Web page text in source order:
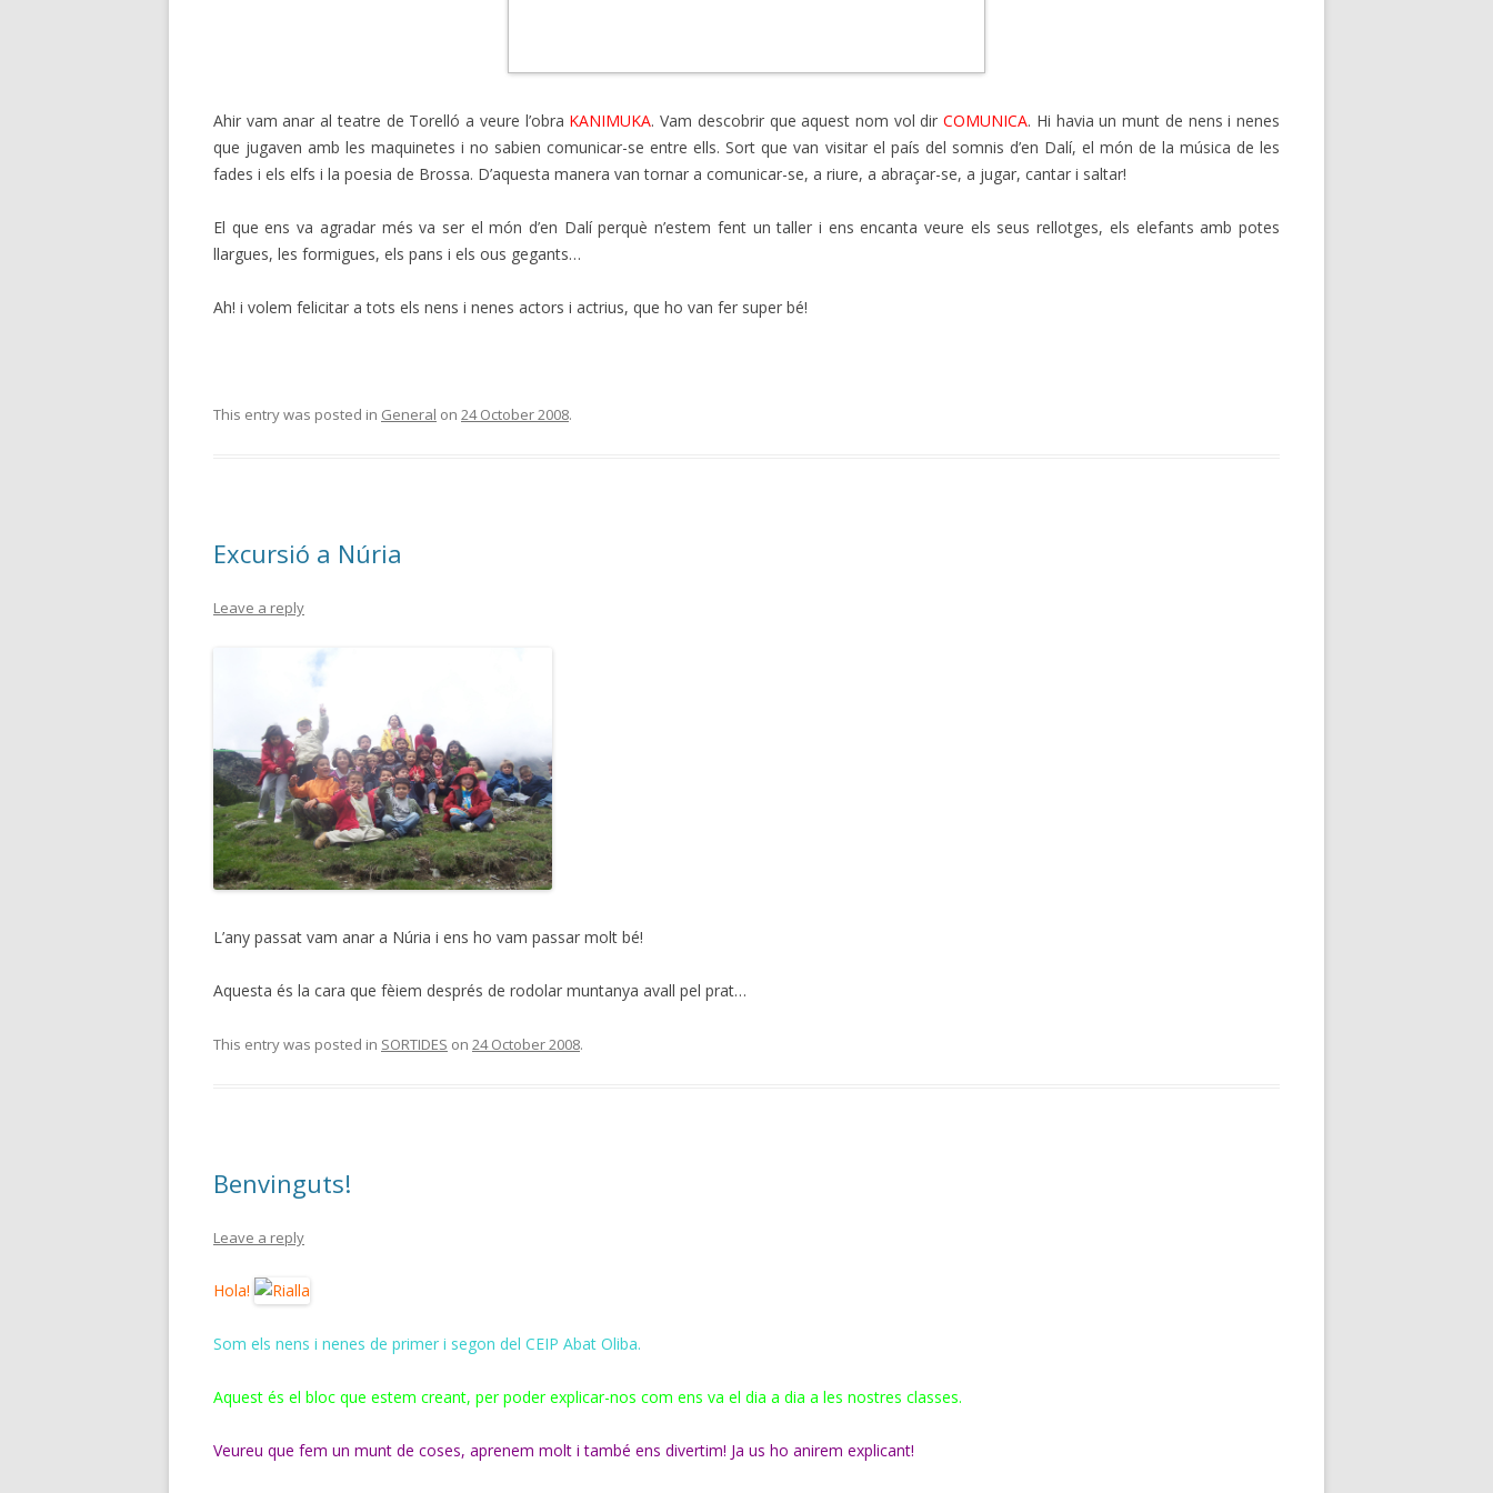
Ahir vam anar al teatre de Torelló a veure l’obra KANIMUKA. Vam descobrir que aquest nom vol dirCOMUNICA. Hi havia un munt de nens i nenes
que jugaven amb les maquinetes i no sabien comunicar-se entre ells. Sort que van visitar el país del somnis d’en Dalí, el món de la música de les
fades i els elfs i la poesia de Brossa. D’aquesta manera van tornar a comunicar-se, a riure, a abraçar-se, a jugar, cantar i saltar!
El que ens va agradar més va ser el món d’en Dalí perquè n’estem fent un taller i ens encanta veure els seus rellotges, els elefants amb potes
llargues, les formigues, els pans i els ous gegants…
Ah! i volem felicitar a tots els nens i nenes actors i actrius, que ho van fer super bé!
This entry was posted in General on 24 October 2008.
Excursió a Núria
Leave a reply
L’any passat vam anar a Núria i ens ho vam passar molt bé!
Aquesta és la cara que fèiem després de rodolar muntanya avall pel prat…
This entry was posted in SORTIDES on 24 October 2008.
Benvinguts!
Leave a reply
Hola!
Som els nens i nenes de primer i segon del CEIP Abat Oliba.
Aquest és el bloc que estem creant, per poder explicar-nos com ens va el dia a dia a les nostres classes.
Veureu que fem un munt de coses, aprenem molt i també ens divertim! Ja us ho anirem explicant!